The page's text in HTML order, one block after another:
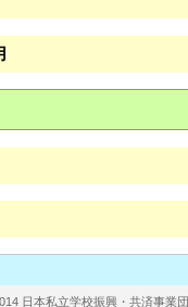
日本私立学校振興・共済事業団